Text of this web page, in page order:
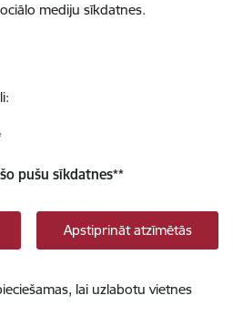
mediju sīkdatnes.
pušu sīkdatnes**
Apstiprināt atzīmētās
lai uzlabotu vietnes